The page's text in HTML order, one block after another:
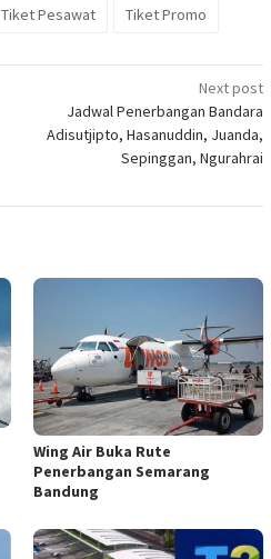
Tiket Pesawat Tiket Promo
Next post
Jadwal Penerbangan Bandara
Adisutjipto, Hasanuddin, Juanda,
Sepinggan, Ngurahrai
Wing Air Buka Rute
Penerbangan Semarang
Bandung